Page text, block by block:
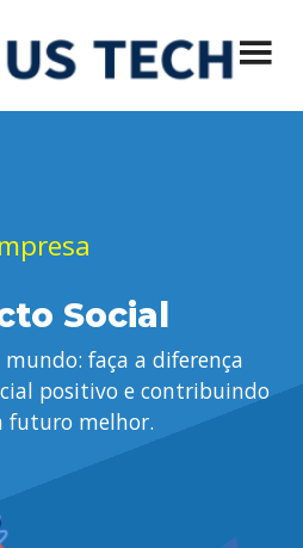
Hospedagem de Sites
Social
faça a diferença
positivo e contribuindo
futuro melhor.